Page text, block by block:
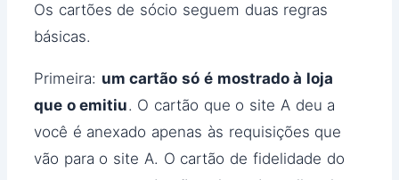
Os cartões de sócio seguem duas regras
básicas.
Primeira: um cartão só é mostrado à loja
que o emitiu. O cartão que o site A deu a
você é anexado apenas às requisições que
vão para o site A. O cartão de fidelidade do